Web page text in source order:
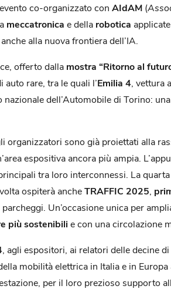
evento co-organizzato con AIdAM (
meccatronica e della robotica
alla nuova frontiera dell’IA.
offerto dalla mostra “Ritorno al
rare, tra le quali l’Emilia 4 , vettura
nazionale dell’Automobile di Torino:
sono già proiettati alla
espositiva ancora più ampia.
tra loro interconnessi. La
ospiterà ancheTRAFFIC 2025
Un’occasione unica per
più sostenibilie con una circolazione
, agli espositori, ai relatori delle decine
mobilità elettrica in Italia e in Europa
per il loro prezioso supporto